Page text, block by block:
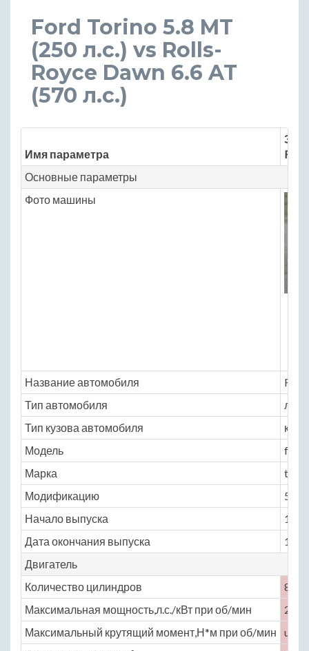
Ford Torino 5.8 MT
(250 л.с.) vs Rolls-
Royce Dawn 6.6 AT
(570 л.с.)
Имя параметра
Основные параметры
Фото машины
Название автомобиля
Тип автомобиля
Тип кузова автомобиля
купе
Модель
ford
Марка
Модификацию
5.8
Начало выпуска
1972
Дата окончания выпуска
1976
Двигатель
Количество цилиндров
8
Максимальная мощность,л.с./кВт при об/мин
250
Максимальный крутящий момент,Н*м при об/мин